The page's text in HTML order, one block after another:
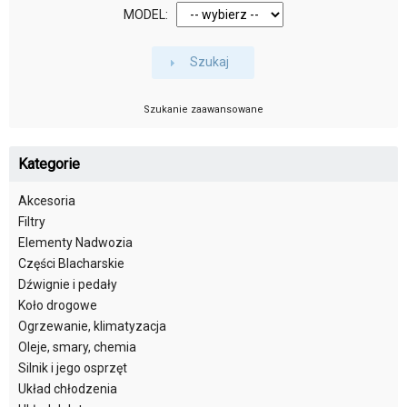
MODEL:
Szukaj
Szukanie zaawansowane
Kategorie
Akcesoria
Filtry
Elementy Nadwozia
Części Blacharskie
Dźwignie i pedały
Koło drogowe
Ogrzewanie, klimatyzacja
Oleje, smary, chemia
Silnik i jego osprzęt
Układ chłodzenia